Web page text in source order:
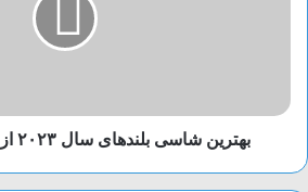
بهترین شاسی بلندهای سال ۲۰۲۳ از نگاه کارانددرایور